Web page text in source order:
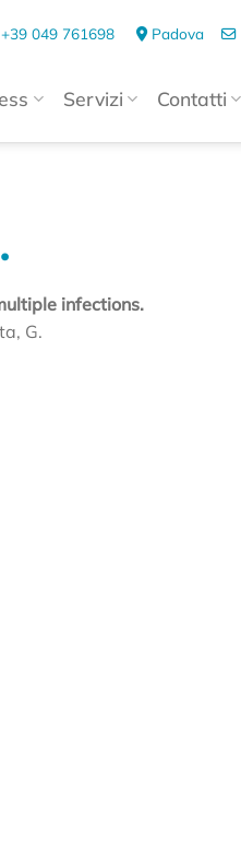
+39 049 761698 Padova
Servizi Contatti
infections.
G.